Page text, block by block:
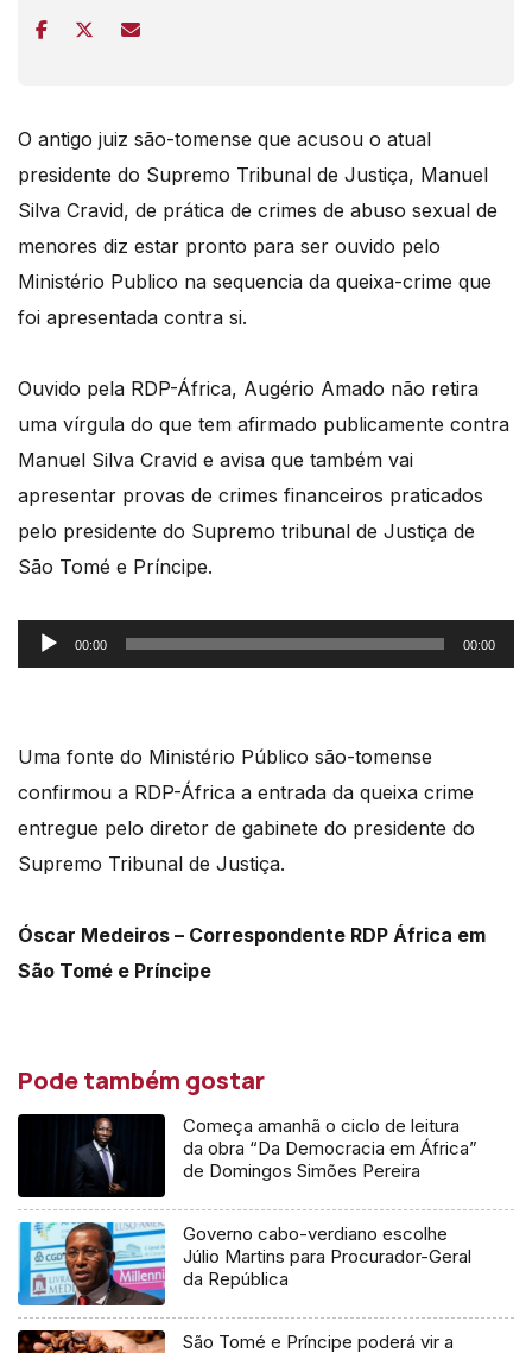
O antigo juiz são-tomense que acusou o atual
presidente do Supremo Tribunal de Justiça, Manuel
Silva Cravid, de prática de crimes de abuso sexual de
menores diz estar pronto para ser ouvido pelo
Ministério Publico na sequencia da queixa-crime que
foi apresentada contra si.
Ouvido pela RDP-África, Augério Amado não retira
uma vírgula do que tem afirmado publicamente contra
Manuel Silva Cravid e avisa que também vai
apresentar provas de crimes financeiros praticados
pelo presidente do Supremo tribunal de Justiça de
São Tomé e Príncipe.
Reprodutor
de
00:00 00:00
Uma fonte do Ministério Público são-tomense
confirmou a RDP-África a entrada da queixa crime
entregue pelo diretor de gabinete do presidente do
Supremo Tribunal de Justiça.
Óscar Medeiros – Correspondente RDP África em
São Tomé e Príncipe
Pode também gostar
Começa amanhã o ciclo de leitura
da obra “Da Democracia em África”
de Domingos Simões Pereira
Governo cabo-verdiano escolhe
Júlio Martins para Procurador-Geral
da República
São Tomé e Príncipe poderá vir a